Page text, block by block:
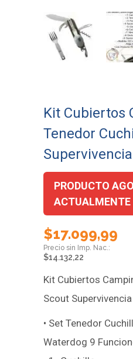
Kit Cubiertos
Tenedor
Supervivencia
PRODUCTO
ACTUALMENTE
$17.099,99
$14.132,22
Kit Cubiertos
Scout Supervivencia
• Set Tenedor
Waterdog 9